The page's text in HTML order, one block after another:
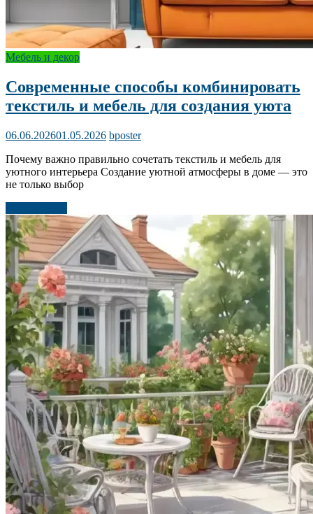
Мебель и декор
Современные способы комбинировать
текстиль и мебель для создания уюта
06.06.202601.05.2026 bposter
Почему важно правильно сочетать текстиль и мебель для
уютного интерьера Создание уютной атмосферы в доме — это
не только выбор